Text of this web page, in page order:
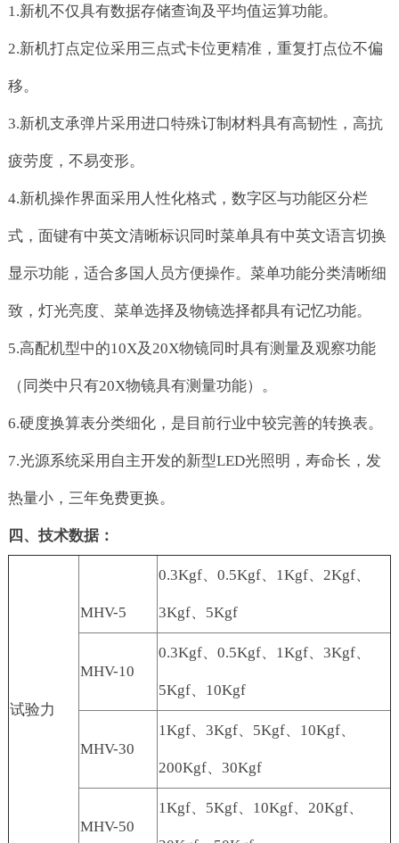
1.新机不仅具有数据存储查询及平均值运算功能。
2.新机打点定位采用三点式卡位更精准，重复打点位不偏
移。
3.新机支承弹片采用进口特殊订制材料具有高韧性，高抗
疲劳度，不易变形。
4.新机操作界面采用人性化格式，数字区与功能区分栏
式，面键有中英文清晰标识同时菜单具有中英文语言切换
显示功能，适合多国人员方便操作。菜单功能分类清晰细
致，灯光亮度、菜单选择及物镜选择都具有记忆功能。
5.高配机型中的10X及20X物镜同时具有测量及观察功能
（同类中只有20X物镜具有测量功能）。
6.硬度换算表分类细化，是目前行业中较完善的转换表。
7.光源系统采用自主开发的新型LED光照明，寿命长，发
热量小，三年免费更换。
四、技术数据：
试验力
MHV-5
0.3Kgf、0.5Kgf、1Kgf、2Kgf、
3Kgf、5Kgf
MHV-10
0.3Kgf、0.5Kgf、1Kgf、3Kgf、
5Kgf、10Kgf
MHV-30
1Kgf、3Kgf、5Kgf、10Kgf、
200Kgf、30Kgf
MHV-50
1Kgf、5Kgf、10Kgf、20Kgf、